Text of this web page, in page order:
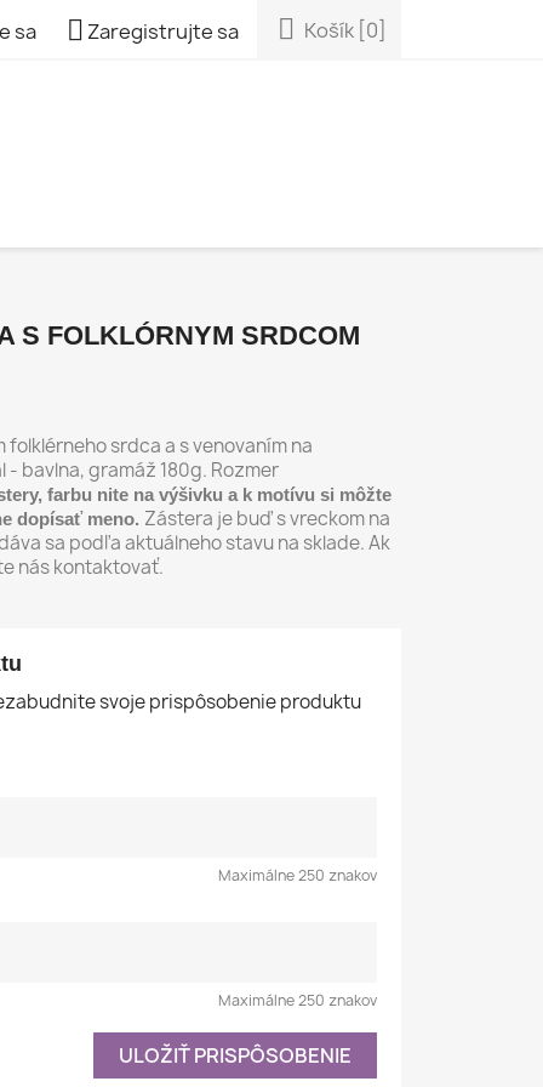
sa  Zaregistrujte sa  Košík [0]
S FOLKLÓRNYM SRDCOM
srdca a s venovaním na
bavlna, gramáž 180g. Rozmer
farbu nite na výšivku a k motívu si môžte
dopísať meno. Zástera je buď s vreckom na
sa podľa aktuálneho stavu na sklade. Ak
nás kontaktovať.
svoje prispôsobenie produktu
Maximálne 250 znakov
Maximálne 250 znakov
ULOŽIŤ PRISPÔSOBENIE